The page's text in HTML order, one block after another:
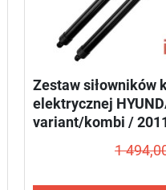
Zestaw siłowników
elektrycznej
variant/kombi /
DEFFNER S77
1